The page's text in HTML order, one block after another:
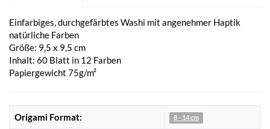
Einfarbiges, durchgefärbtes Washi mit angenehmer Haptik
natürliche Farben
Größe: 9,5 x 9,5 cm
Inhalt: 60 Blatt in 12 Farben
Papiergewicht 75g/m²
Origami Format: 8 - 14 cm